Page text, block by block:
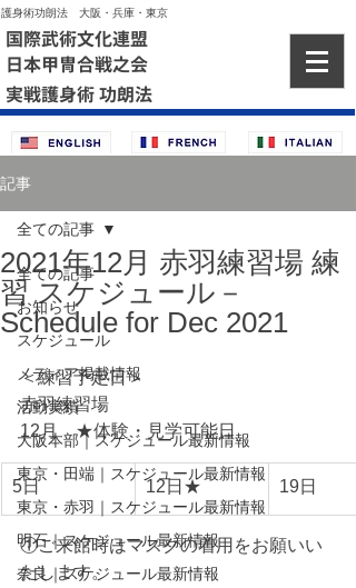
護身術功朗法 大阪・兵庫・東京
国際武術文化連盟
日本甲冑合戦之会
実戦護身術 功朗法
記事
全ての記事
お知らせ
スケジュール
メディア掲載情報
活動実績
大阪本部｜スケジュール最新情報
東京・田端｜スケジュール最新情報
東京・赤羽｜スケジュール最新情報
明石｜スケジュール最新情報
奈良｜スケジュール最新情報
全ての記事
2021年12月 赤羽練習場 練
習 スケジュール－
Schedule for Dec 2021
＜練習予定日＞
赤羽練習場
12月　★体験・見学可能日
5日 12日★ 19日
①ご来館時はマスクの着用をお願いい
たします。